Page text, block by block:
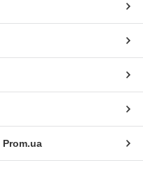
Prom.ua